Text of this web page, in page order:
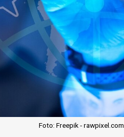
Foto: Freepik - rawpixel.com